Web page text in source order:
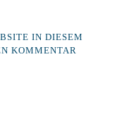
IN DIESEM
KOMMENTAR